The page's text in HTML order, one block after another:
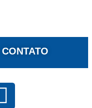
CONTATO